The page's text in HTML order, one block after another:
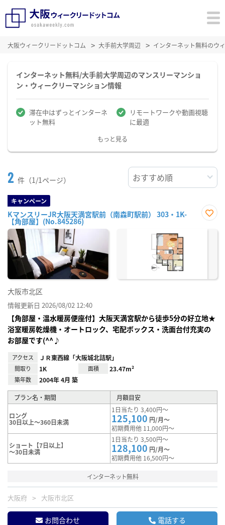
大阪ウィークリードットコム 大手前大学周辺 インターネット無料のウ
インターネット無料/大手前大学周辺のマンスリーマンショ
ン・ウィークリーマンション情報
滞在中はずっとインターネ
ット無料
リモートワークや動画視聴
に最適
もっと見る
2 件（1/1ページ）
キャンペーン
KマンスリーJR大阪天満宮駅前（南森町駅前） 303・1K-
【角部屋】(No.845286)
に入
大阪市北区
情報更新日 2026/08/02 12:40
【角部屋・温水暖房便座付】大阪天満宮駅から徒歩5分の好立地★
浴室暖房乾燥機・オートロック、宅配ボックス・洗面台付充実の
お部屋です(^^♪
アクセス ＪＲ東西線「大阪城北詰駅」
間取り 1K 面積 23.47m²
築年数 2004年 4月 築
プラン名・期間 月額目安
ロング
30日以上～360日未満
1日当たり 3,400円～
125,100 円/月～
初期費用他 11,000円～
ショート【7日以上】
～30日未満
1日当たり 3,500円～
128,100 円/月～
初期費用他 16,500円～
インターネット無料
大阪府 大阪市北区
お問合わせ 電話する